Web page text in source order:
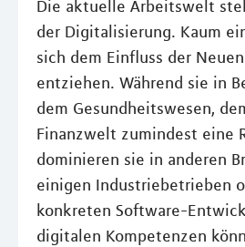
Die aktuelle Arbeitswelt
der Digitalisierung. Kaum
sich dem Einfluss der
entziehen. Während sie in
dem Gesundheitswesen,
Finanzwelt zumindest eine
dominieren sie in anderen
einigen Industriebetrieben
konkreten Software-
digitalen Kompetenzen